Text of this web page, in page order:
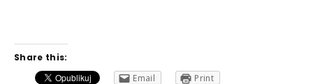
Share this:
Email
Print